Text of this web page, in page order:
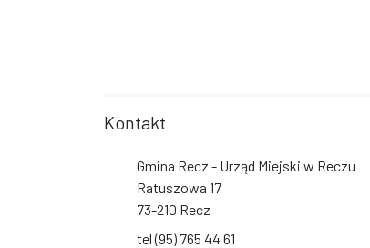
Kontakt
Gmina Recz - Urząd Miejski w Reczu
Ratuszowa 17
73-210 Recz
tel (95) 765 44 61